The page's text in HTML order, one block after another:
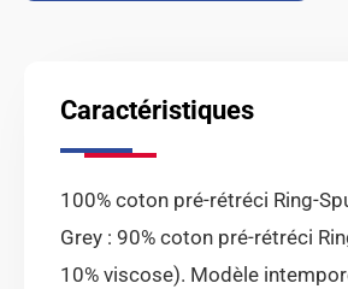
Caractéristiques
100% coton pré-rétréci Ring-
Grey : 90% coton pré-rétréci
10% viscose). Modèle